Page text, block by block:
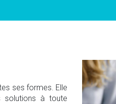
ses formes. Elle
à toute